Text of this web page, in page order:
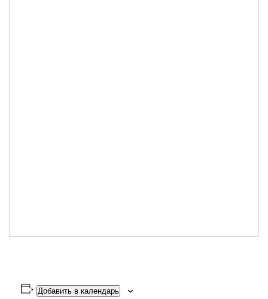
Добавить в календарь